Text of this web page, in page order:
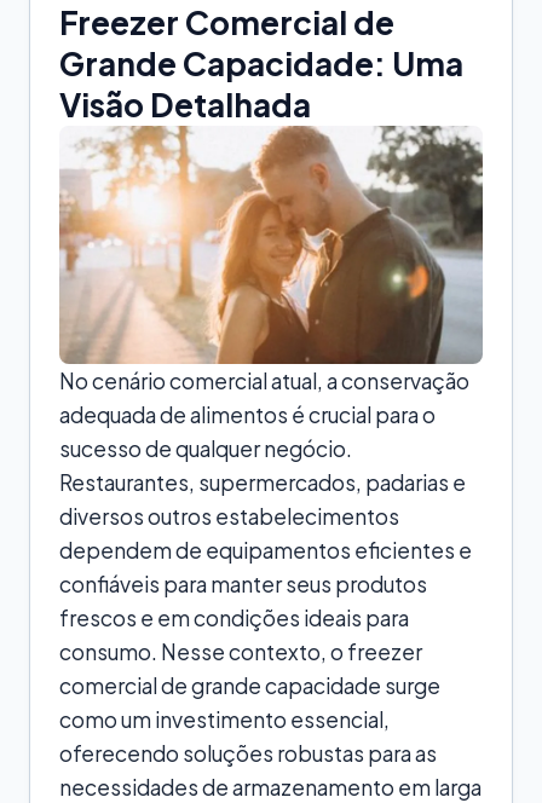
Freezer Comercial de
Grande Capacidade: Uma
Visão Detalhada
No cenário comercial atual, a conservação
adequada de alimentos é crucial para o
sucesso de qualquer negócio.
Restaurantes, supermercados, padarias e
diversos outros estabelecimentos
dependem de equipamentos eficientes e
confiáveis para manter seus produtos
frescos e em condições ideais para
consumo. Nesse contexto, o freezer
comercial de grande capacidade surge
como um investimento essencial,
oferecendo soluções robustas para as
necessidades de armazenamento em larga